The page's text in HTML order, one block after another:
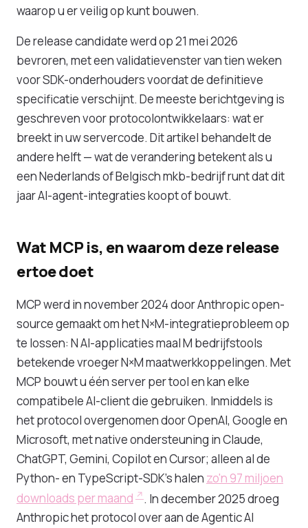
waarop u er veilig op kunt bouwen.
De release candidate werd op 21 mei 2026
bevroren, met een validatievenster van tien weken
voor SDK-onderhouders voordat de definitieve
specificatie verschijnt. De meeste berichtgeving is
geschreven voor protocolontwikkelaars: wat er
breekt in uw servercode. Dit artikel behandelt de
andere helft — wat de verandering betekent als u
een Nederlands of Belgisch mkb-bedrijf runt dat dit
jaar AI-agent-integraties koopt of bouwt.
Wat MCP is, en waarom deze release
ertoe doet
MCP werd in november 2024 door Anthropic open-
source gemaakt om het N×M-integratieprobleem op
te lossen: N AI-applicaties maal M bedrijfstools
betekende vroeger N×M maatwerkkoppelingen. Met
MCP bouwt u één server per tool en kan elke
compatibele AI-client die gebruiken. Inmiddels is
het protocol overgenomen door OpenAI, Google en
Microsoft, met native ondersteuning in Claude,
ChatGPT, Gemini, Copilot en Cursor; alleen al de
Python- en TypeScript-SDK's halen zo'n 97 miljoen
downloads per maand
. In december 2025 droeg
Anthropic het protocol over aan de Agentic AI